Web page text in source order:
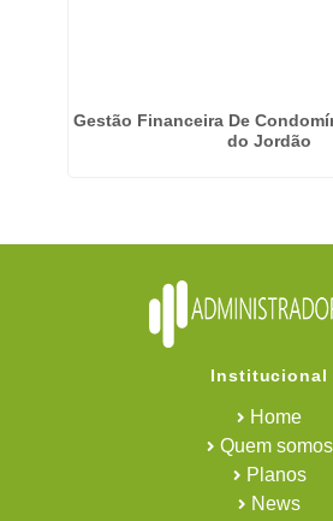
Gestão Financeira De
do Jordão
Institucional
Home
Quem somos
Planos
News